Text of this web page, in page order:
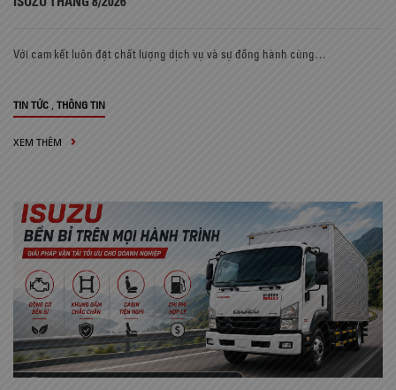
Với cam kết luôn đặt chất lượng dịch vụ và sự đồng hành cùng…
TIN TỨC , THÔNG TIN
XEM THÊM